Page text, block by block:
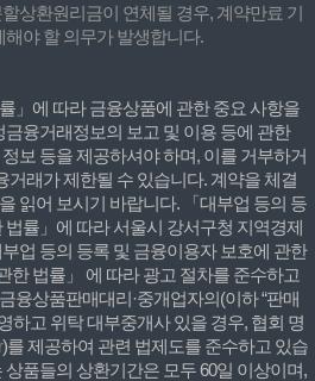
상환원리금이 연체될 경우, 계약만료 기
야 할 의무가 발생합니다.
」에 따라 금융상품에 관한 중요 사항을
융거래정보의 보고 및 이용 등에 관한
보 등을 제공하셔야 하며, 이를 거부하거
거래가 제한될 수 있습니다. 계약을 체결
읽어 보시기 바랍니다. 「대부업 등의 등
률」에 따라 서울시 강서구청 지역경제
업 등의 등록 및 금융이용자 보호에 관한
한 법률」 에 따라 광고 절차를 준수하고
융상품판매대리·중개업자의(이하 “판매
하고 위탁 대부중개사 있을 경우, 협회 명
)를 제공하여 관련 법제도를 준수하고 있습
품들의 상환기간은 모두 60일 이상이며,